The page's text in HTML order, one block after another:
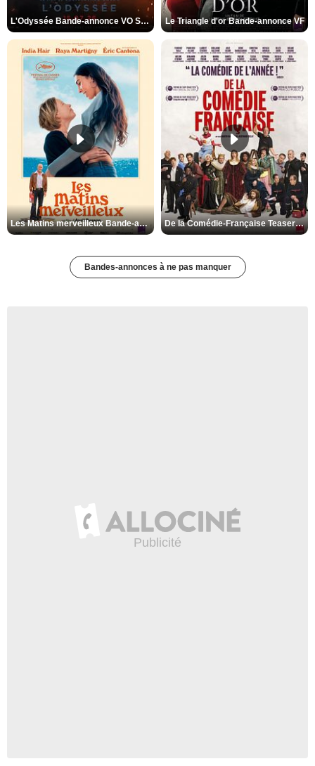
L'Odyssée Bande-annonce VO STFR Le Triangle d'or Bande-annonce VF
Les Matins merveilleux Bande-annonce VF De la Comédie-Française Teaser VF
Bandes-annonces à ne pas manquer